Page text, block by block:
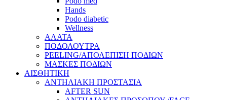
Hands
Podo diabetic
Wellness
ΑΛΑΤΑ
ΠΟΔΟΛΟΥΤΡΑ
PEELING/ΑΠΟΛΕΠΙΣΗ ΠΟΔΙΩΝ
ΜΑΣΚΕΣ ΠΟΔΙΩΝ
ΑΙΣΘΗΤΙΚΗ
ΑΝΤΗΛΙΑΚΗ ΠΡΟΣΤΑΣΙΑ
AFTER SUN